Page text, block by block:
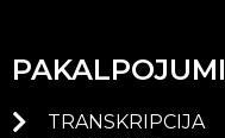
PAKALPOJUMI
TRANSKRIPCIJA